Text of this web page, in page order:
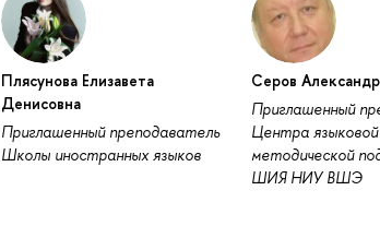
Плясунова Елизавета
Денисовна
Приглашенный преподаватель
Школы иностранных языков
Серов
Приглашенный
Центра
методической
ШИЯ НИУ ВШЭ